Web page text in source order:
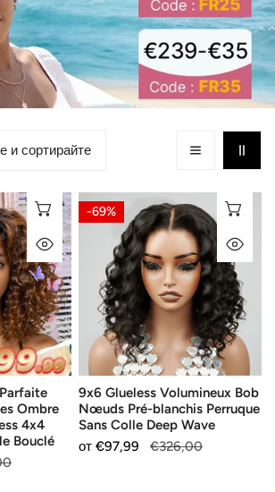
и сортирайте
ИЗБЕРЕТЕ ОПЦИИ
БЪРЗ ПОГЛЕД
Ombre
4x4
Bouclé
9x6
Glueless
Volumineux
Nœuds
Pré-
blanchis
Perruque
Sans
Colle
Deep
Wave
-69%
9x6 Glueless Volumineux Bob
Nœuds Pré-blanchis Perruque
Sans Colle Deep Wave
Продажна
от €97,99
Редовна
€326,00